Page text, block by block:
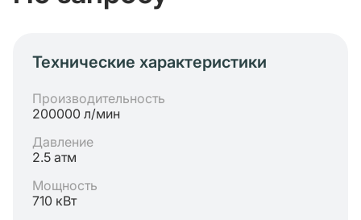
Технические характеристики
Производительность
200000 л/мин
Давление
2.5 атм
Мощность
710 кВт